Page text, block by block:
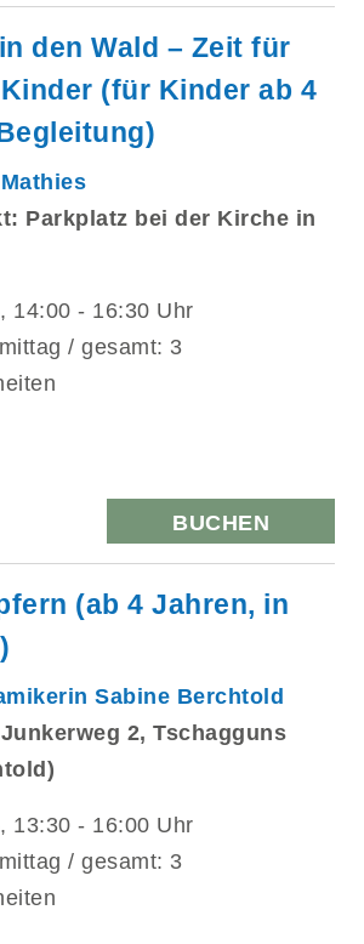
den Wald – Zeit für
(für Kinder ab 4
Parkplatz bei der Kirche in
14:00 - 16:30 Uhr
/ gesamt: 3
BUCHEN
(ab 4 Jahren, in
Sabine Berchtold
2, Tschagguns
13:30 - 16:00 Uhr
/ gesamt: 3